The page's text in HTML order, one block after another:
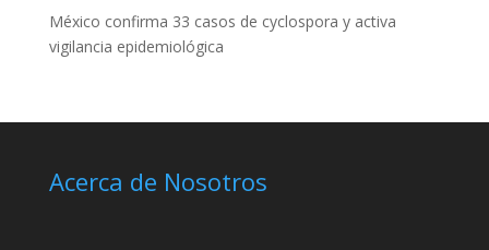
México confirma 33 casos de cyclospora y activa
vigilancia epidemiológica
Acerca de Nosotros